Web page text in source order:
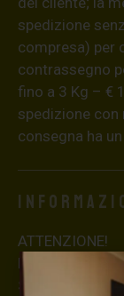
spedizione
compresa) per
contrassegno
fino a 3 Kg – €
spedizione
consegna ha
ATTENZIONE!
La merce
Si consiglia,